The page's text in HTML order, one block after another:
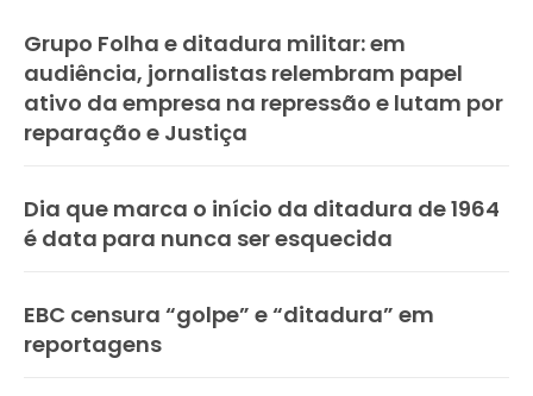
Grupo Folha e ditadura militar: em
audiência, jornalistas relembram papel
ativo da empresa na repressão e lutam por
reparação e Justiça
Dia que marca o início da ditadura de 1964
é data para nunca ser esquecida
EBC censura “golpe” e “ditadura” em
reportagens